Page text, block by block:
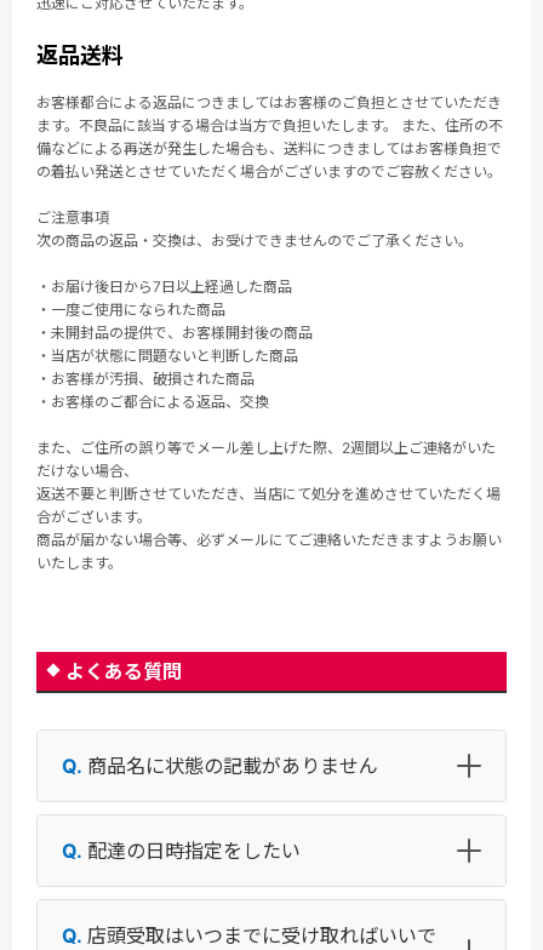
返品送料
お客様都合による返品につきましてはお客様のご負担とさせていただき
ます。不良品に該当する場合は当方で負担いたします。 また、住所の不
備などによる再送が発生した場合も、送料につきましてはお客様負担で
の着払い発送とさせていただく場合がございますのでご容赦ください。
ご注意事項
次の商品の返品・交換は、お受けできませんのでご了承ください。
・お届け後日から7日以上経過した商品
・一度ご使用になられた商品
・未開封品の提供で、お客様開封後の商品
・当店が状態に問題ないと判断した商品
・お客様が汚損、破損された商品
・お客様のご都合による返品、交換
また、ご住所の誤り等でメール差し上げた際、2週間以上ご連絡がいた
だけない場合、
返送不要と判断させていただき、当店にて処分を進めさせていただく場
合がございます。
商品が届かない場合等、必ずメールにてご連絡いただきますようお願い
いたします。
よくある質問
商品名に状態の記載がありません
配達の日時指定をしたい
店頭受取はいつまでに受け取ればいいで